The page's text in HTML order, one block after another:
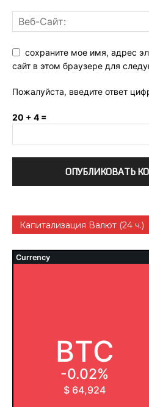
сохраните мое имя, адрес
сайт в этом браузере для
Пожалуйста, введите ответ
20 + 4 =
Капитализация Валют (24 ч.)